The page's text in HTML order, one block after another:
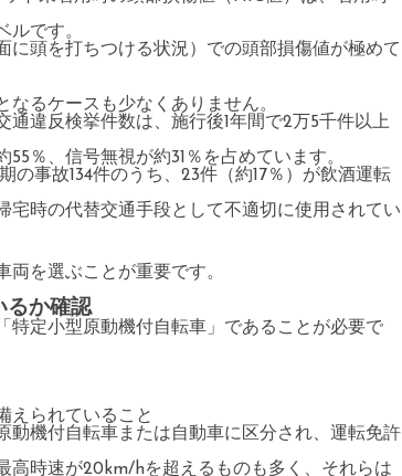
ルです。
頭を打ちつける状況）での頭部損傷値が極めて
るケースも少なくありません。
違反検挙件数は、施行後1年間で2万5千件以上
％、信号無視が約31％を占めています。
事故134件のうち、23件（約17％）が飲酒運転
時の代替交通手段として不適切に使用されてい
を選ぶことが重要です。
るか確認
特定小型原動機付自転車」であることが必要で
えられていること
動機付自転車または自動車に区分され、運転免許
高時速が20km/hを超えるものも多く、それらは